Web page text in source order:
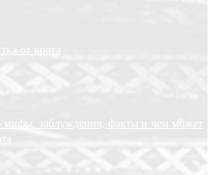
от крота
мифы, заблуждения, факты и чем может